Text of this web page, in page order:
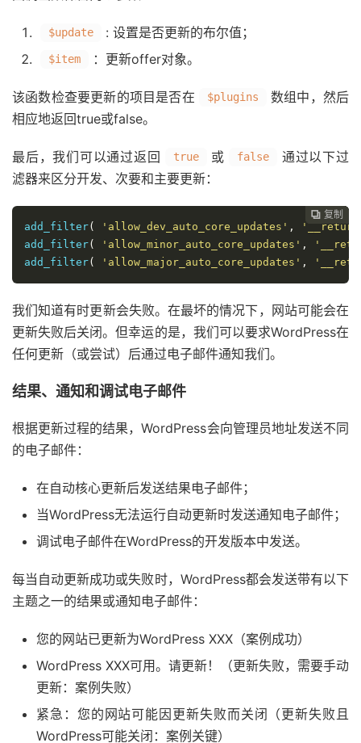
$update : 设置是否更新的布尔值；
$item ：更新offer对象。
该函数检查要更新的项目是否在 $plugins
数组中，然后
相应地返回true或false。
最后，我们可以通过返回 true 或 false
通过以下过
滤器来区分开发、次要和主要更新：
 复制
 复制
 复制
 复制
 复制
 复制
 复制
add_filter( 'allow_dev_auto_core_updates' ,
add_filter( 'allow_minor_auto_core_updates' ,
add_filter( 'allow_major_auto_core_updates' ,
我们知道有时更新会失败。在最坏的情况下，网站可能会在
更新失败后关闭。但幸运的是，我们可以要求WordPress在
任何更新（或尝试）后通过电子邮件通知我们。
结果、通知和调试电子邮件
根据更新过程的结果，WordPress会向管理员地址发送不同
的电子邮件：
在自动核心更新后发送结果电子邮件；
当WordPress无法运行自动更新时发送通知电子邮件；
调试电子邮件在WordPress的开发版本中发送。
每当自动更新成功或失败时，WordPress都会发送带有以下
主题之一的结果或通知电子邮件：
您的网站已更新为WordPress XXX（案例成功）
WordPress XXX可用。请更新！（更新失败，需要手动
更新：案例失败）
紧急：您的网站可能因更新失败而关闭（更新失败且
WordPress可能关闭：案例关键）